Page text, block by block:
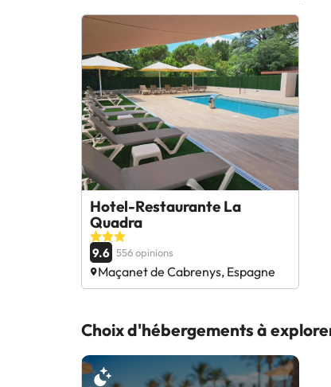
Hotel-Restaurante La
Quadra
9.6 556 opinions
Maçanet de Cabrenys, Espagne
Choix d'hébergements à